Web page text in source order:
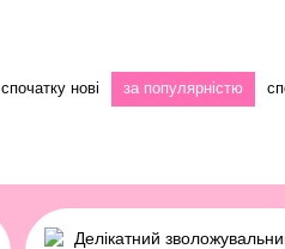
спочатку нові за популярністю